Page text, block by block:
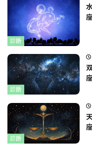
診断
診断
診断